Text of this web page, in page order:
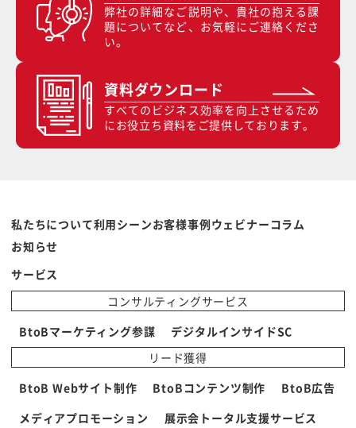
弊社の詳細なご説明や、貴社の抱える課
題についてなど、お気軽にご連絡くださ
い。
資料ダウンロード
すべてのビジネス効率を向上させるため
にお役立ち資料をご提供しております。
私たちについて利用シーンお客様事例ウェビナー コラム
お知らせ
サービス
コンサルティングサービス
BtoBマーケティング参謀
デジタルインサイドSC
リード獲得
BtoB Webサイト制作
BtoBコンテンツ制作
BtoB広告
メディアプロモーション
展示会トータル支援サービス